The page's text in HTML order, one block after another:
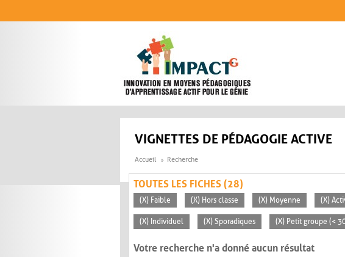
VIGNETTES DE PÉDAGOGIE ACTIVE
Accueil Recherche
TOUTES LES FICHES (28)
(X) Faible (X) Hors classe (X) Moyenne (X)
(X) Individuel (X) Sporadiques (X) Petit groupe (<
Votre recherche n'a donné aucun résultat